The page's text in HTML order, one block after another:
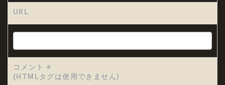
URL
コメント ※
(HTMLタグは使用できません)